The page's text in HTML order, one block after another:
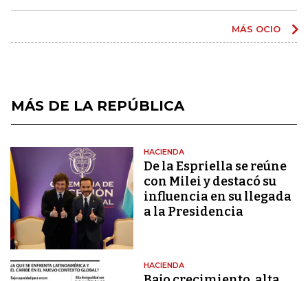
MÁS OCIO
MÁS DE LA REPÚBLICA
HACIENDA
De la Espriella se reúne
con Milei y destacó su
influencia en su llegada
a la Presidencia
HACIENDA